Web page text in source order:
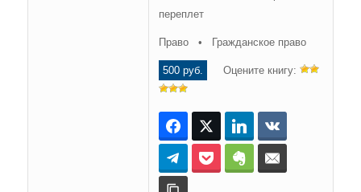
переплет
Право • Гражданское право
500 руб. Оцените книгу:
FacebookTwitter LinkedIn
TelegramPocket Evernote